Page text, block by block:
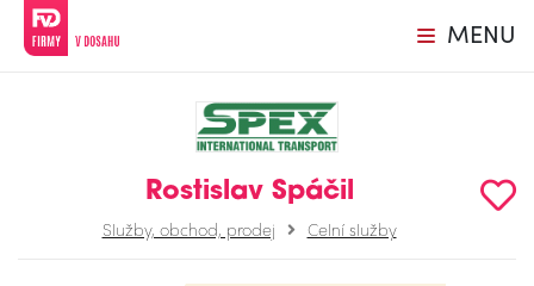
MENU
Rostislav Spáčil
Služby, obchod, prodej Celní služby